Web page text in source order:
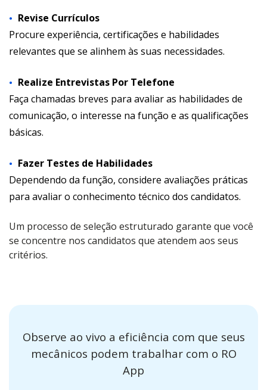
Revise Currículos
Procure experiência, certificações e habilidades
relevantes que se alinhem às suas necessidades.
Realize Entrevistas Por Telefone
Faça chamadas breves para avaliar as habilidades de
comunicação, o interesse na função e as qualificações
básicas.
Fazer Testes de Habilidades
Dependendo da função, considere avaliações práticas
para avaliar o conhecimento técnico dos candidatos.
Um processo de seleção estruturado garante que você
se concentre nos candidatos que atendem aos seus
critérios.
Observe ao vivo a eficiência com que seus
mecânicos podem trabalhar com o RO
App